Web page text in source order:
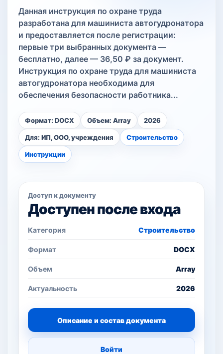
Данная инструкция по охране труда
разработана для машиниста автогудронатора
и предоставляется после регистрации:
первые три выбранных документа —
бесплатно, далее — 36,50 ₽ за документ.
Инструкция по охране труда для машиниста
автогудронатора необходима для
обеспечения безопасности работника...
Формат: DOCX Объем: Array 2026
Для: ИП, ООО, учреждения Строительство
Инструкции
Доступ к документу
Доступен после входа
Категория Строительство
Формат DOCX
Объем Array
Актуальность 2026
Описание и состав документа
Войти